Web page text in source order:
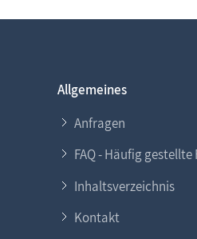
Allgemeines
Anfragen
FAQ - Häufig gestellte
Inhaltsverzeichnis
Kontakt